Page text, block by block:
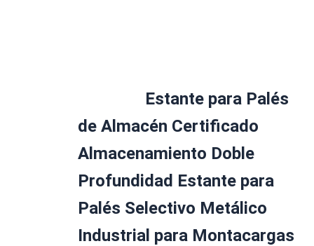
Estante para Palés
de Almacén Certificado
Almacenamiento Doble
Profundidad Estante para
Palés Selectivo Metálico
Industrial para Montacargas